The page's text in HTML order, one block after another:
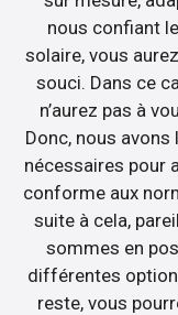
nous confiant
solaire, vous
souci. Dans ce
n’aurez pas à
Donc, nous
nécessaires pour
conforme aux
suite à cela,
sommes en
différentes
reste, vous